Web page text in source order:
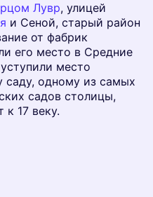
Лувр, улицей
и Сеной, старый район
от фабрик
его место в Средние
место
одному из самых
садов столицы,
к 17 веку.